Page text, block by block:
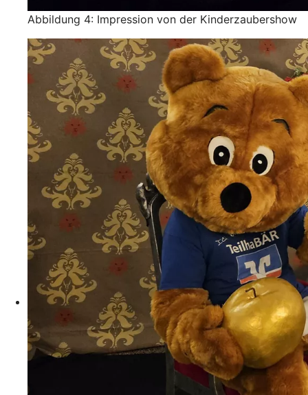
Abbildung 4: Impression von der Kinderzaubershow